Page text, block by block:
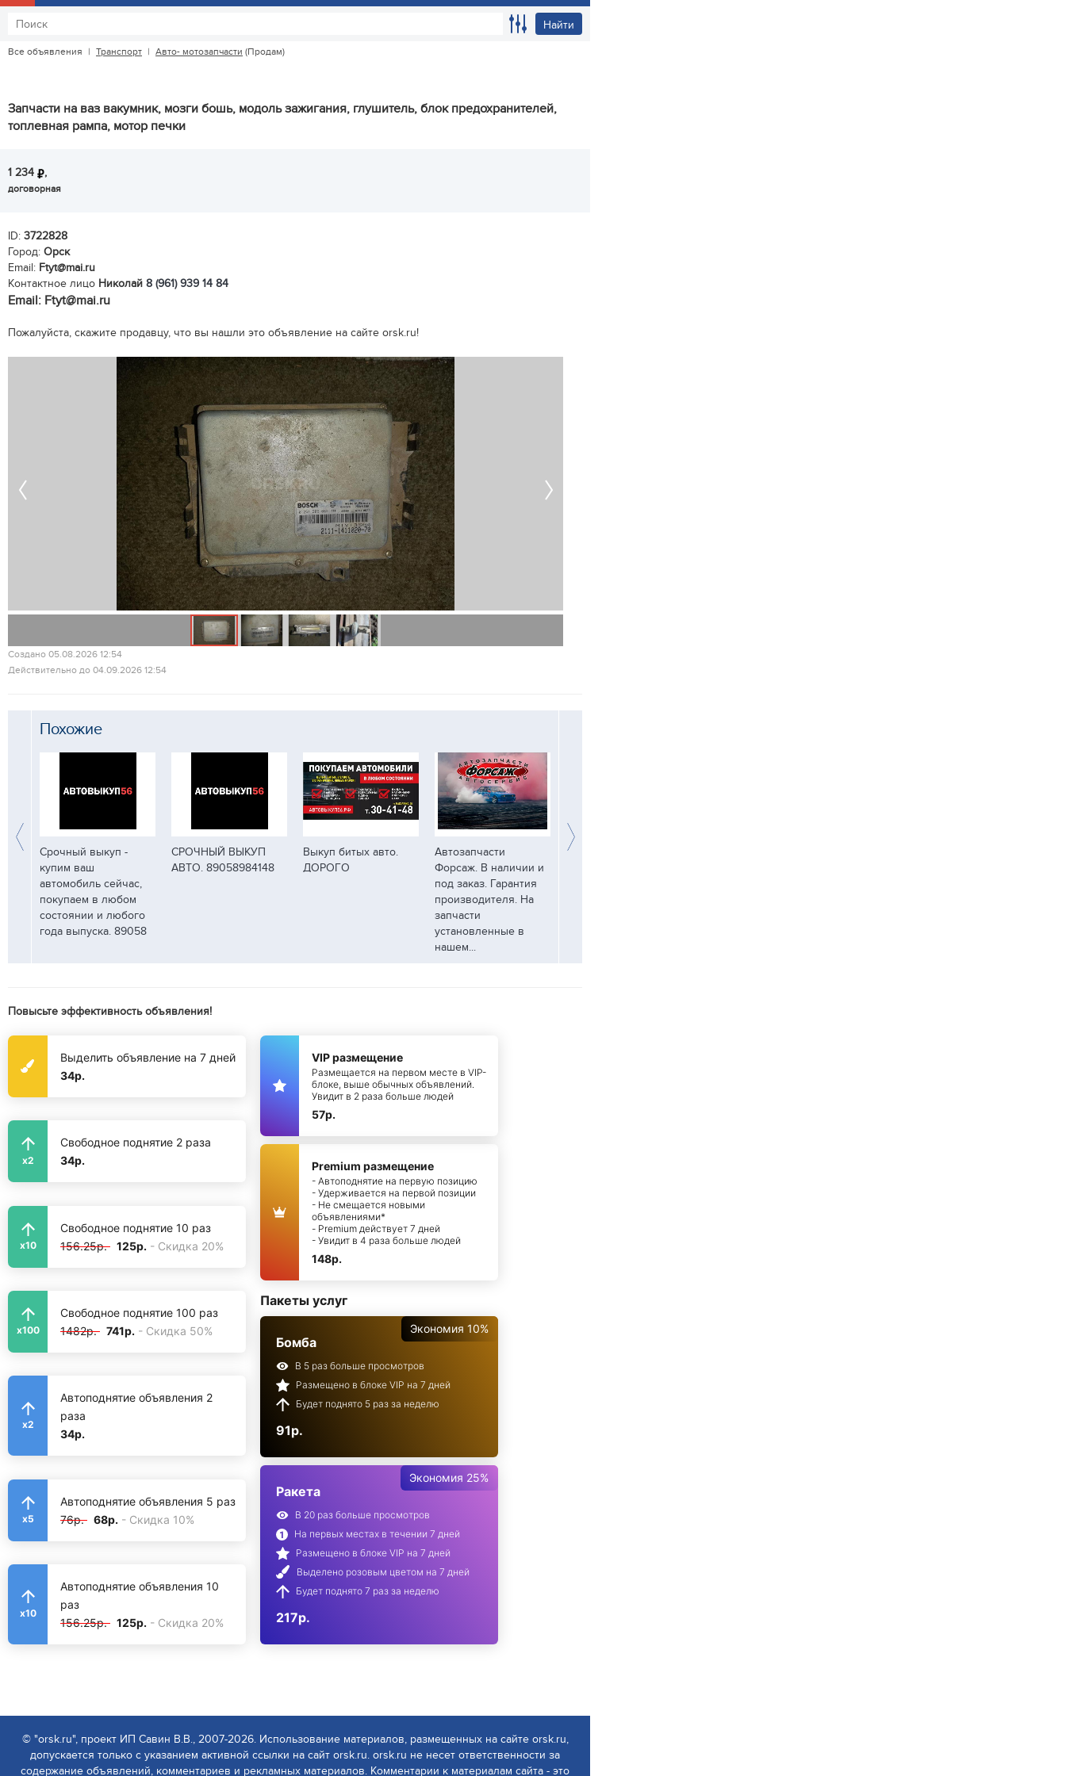
Найти
Все объявления | Транспорт | Авто- мотозапчасти (Продам)
Запчасти на ваз вакумник, мозги бошь, модоль зажигания, глушитель, блок предохранителей,
топлевная рампа, мотор печки
1 234 ,
договорная
ID: 3722828
Город: Орск
Email: Ftyt@mai.ru
Контактное лицо Николай 8 (961) 939 14 84
Email: Ftyt@mai.ru
Пожалуйста, скажите продавцу, что вы нашли это объявление на сайте orsk.ru!
Создано 05.08.2026 12:54
Действительно до 04.09.2026 12:54
Похожие
Срочный выкуп -
купим ваш
автомобиль сейчас,
покупаем в любом
состоянии и любого
года выпуска. 89058
СРОЧНЫЙ ВЫКУП
АВТО. 89058984148
Выкуп битых авто.
ДОРОГО
Автозапчасти
Форсаж. В наличии и
под заказ. Гарантия
производителя. На
запчасти
установленные в
нашем...
Оригинальные
Повысьте эффективность объявления!
Выделить объявление на 7 дней
34р.
x2
Свободное поднятие 2 раза
34р.
x10
Свободное поднятие 10 раз
156.25р. 125р. - Скидка 20%
x100
Свободное поднятие 100 раз
1482р. 741р. - Скидка 50%
x2
Автоподнятие объявления 2
раза
34р.
x5
Автоподнятие объявления 5 раз
76р. 68р. - Скидка 10%
x10
Автоподнятие объявления 10
раз
156.25р. 125р. - Скидка 20%
VIP размещение
Размещается на первом месте в VIP-
блоке, выше обычных объявлений.
Увидит в 2 раза больше людей
57р.
Premium размещение
- Автоподнятие на первую позицию
- Удерживается на первой позиции
- Не смещается новыми
объявлениями*
- Premium действует 7 дней
- Увидит в 4 раза больше людей
148р.
Пакеты услуг
Экономия 10%
Бомба
В 5 раз больше просмотров
Размещено в блоке VIP на 7 дней
Будет поднято 5 раз за неделю
91р.
Экономия 25%
Ракета
В 20 раз больше просмотров
На первых местах в течении 7 дней
Размещено в блоке VIP на 7 дней
Выделено розовым цветом на 7 дней
Будет поднято 7 раз за неделю
217р.
© "orsk.ru", проект ИП Савин В.В., 2007-2026. Использование материалов, размещенных на сайте orsk.ru,
допускается только с указанием активной ссылки на сайт orsk.ru. orsk.ru не несет ответственности за
содержание объявлений, комментариев и рекламных материалов. Комментарии к материалам сайта - это